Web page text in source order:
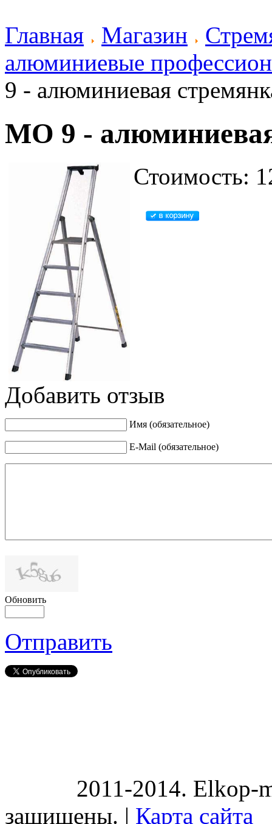
Главная Магазин
алюминиевые
9 - алюминиевая
MO 9 -
Стоимость:
Добавить отзыв
Имя (обязательное)
E-Mail (обязательное)
Обновить
Отправить
2011-2014. Elkop-
защищены. | Карта сайта